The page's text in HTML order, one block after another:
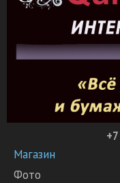
Магазин
Фото